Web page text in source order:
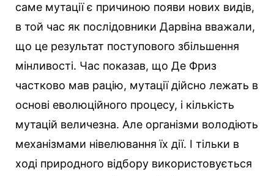
саме мутації є причиною появи нових видів,
в той час як послідовники Дарвіна вважали,
що це результат поступового збільшення
мінливості. Час показав, що Де Фриз
частково мав рацію, мутації дійсно лежать в
основі еволюційного процесу, і кількість
мутацій величезна. Але організми володіють
механізмами нівелювання їх дії. І тільки в
ході природного відбору використовується